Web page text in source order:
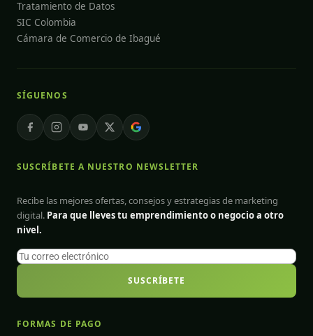
Tratamiento de Datos
SIC Colombia
Cámara de Comercio de Ibagué
SÍGUENOS
SUSCRÍBETE A NUESTRO NEWSLETTER
Recibe las mejores ofertas, consejos y estrategias de marketing
digital. Para que lleves tu emprendimiento o negocio a otro
nivel.
SUSCRÍBETE
FORMAS DE PAGO